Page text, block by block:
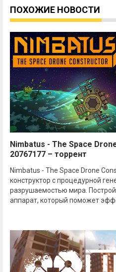
ПОХОЖИЕ НОВОСТИ
Nimbatus - The Space
20767177 – торрент
Nimbatus - The Space Drone
конструктор с процедурной
разрушаемостью мира.
аппарат, который поможет